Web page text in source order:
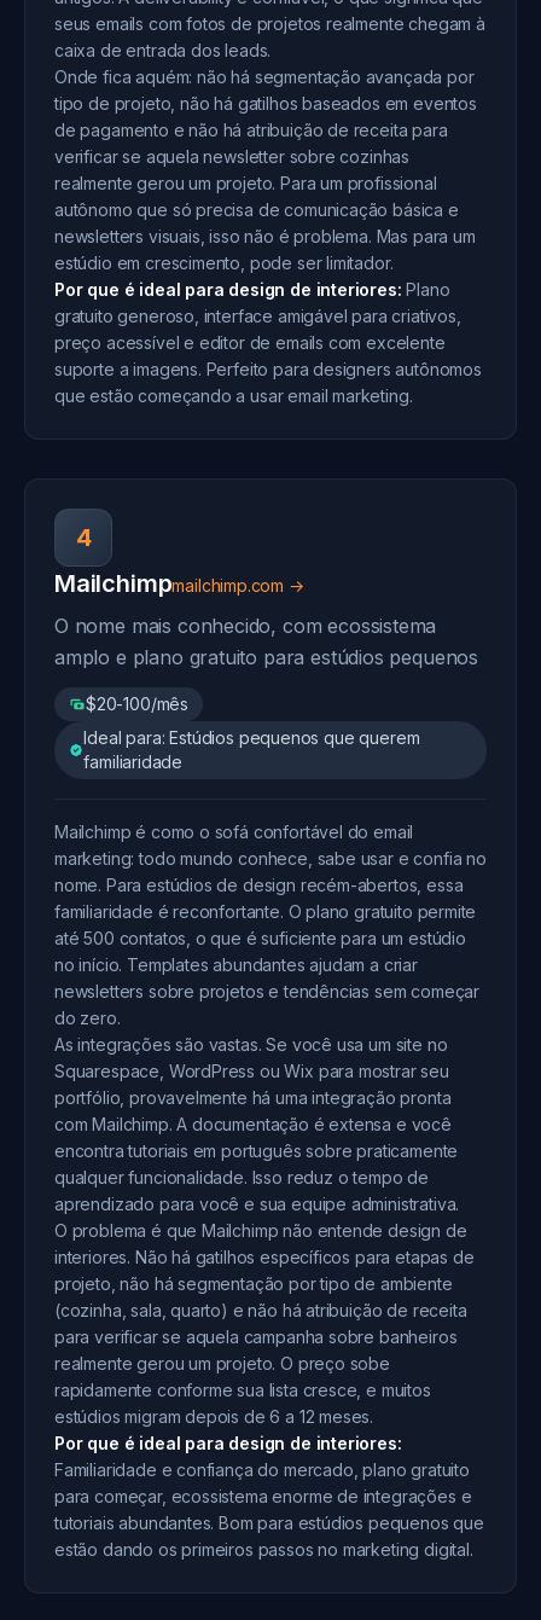
seus emails com fotos de projetos realmente chegam à
caixa de entrada dos leads.
Onde fica aquém: não há segmentação avançada por
tipo de projeto, não há gatilhos baseados em eventos
de pagamento e não há atribuição de receita para
verificar se aquela newsletter sobre cozinhas
realmente gerou um projeto. Para um profissional
autônomo que só precisa de comunicação básica e
newsletters visuais, isso não é problema. Mas para um
estúdio em crescimento, pode ser limitador.
Por que é ideal para design de interiores: Plano
gratuito generoso, interface amigável para criativos,
preço acessível e editor de emails com excelente
suporte a imagens. Perfeito para designers autônomos
que estão começando a usar email marketing.
4
Mailchimpmailchimp.com →
O nome mais conhecido, com ecossistema
amplo e plano gratuito para estúdios pequenos
$20-100/mês
Ideal para: Estúdios pequenos que querem
familiaridade
Mailchimp é como o sofá confortável do email
marketing: todo mundo conhece, sabe usar e confia no
nome. Para estúdios de design recém-abertos, essa
familiaridade é reconfortante. O plano gratuito permite
até 500 contatos, o que é suficiente para um estúdio
no início. Templates abundantes ajudam a criar
newsletters sobre projetos e tendências sem começar
do zero.
As integrações são vastas. Se você usa um site no
Squarespace, WordPress ou Wix para mostrar seu
portfólio, provavelmente há uma integração pronta
com Mailchimp. A documentação é extensa e você
encontra tutoriais em português sobre praticamente
qualquer funcionalidade. Isso reduz o tempo de
aprendizado para você e sua equipe administrativa.
O problema é que Mailchimp não entende design de
interiores. Não há gatilhos específicos para etapas de
projeto, não há segmentação por tipo de ambiente
(cozinha, sala, quarto) e não há atribuição de receita
para verificar se aquela campanha sobre banheiros
realmente gerou um projeto. O preço sobe
rapidamente conforme sua lista cresce, e muitos
estúdios migram depois de 6 a 12 meses.
Por que é ideal para design de interiores:
Familiaridade e confiança do mercado, plano gratuito
para começar, ecossistema enorme de integrações e
tutoriais abundantes. Bom para estúdios pequenos que
estão dando os primeiros passos no marketing digital.